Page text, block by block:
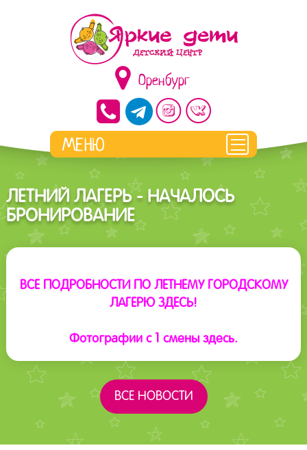
Оренбург
ЛЕТНИЙ ЛАГЕРЬ - НАЧАЛОСЬ
БРОНИРОВАНИЕ
ВСЕ ПОДРОБНОСТИ ПО ЛЕТНЕМУ ГОРОДСКОМУ
ЛАГЕРЮ ЗДЕСЬ!
Фотографии с 1 смены здесь.
ВСЕ НОВОСТИ